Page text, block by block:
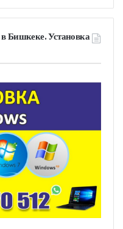
Бишкеке. Установка